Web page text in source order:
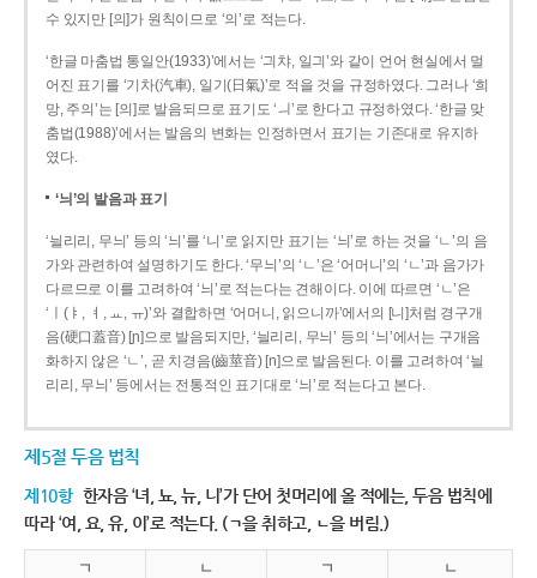
수 있지만 [의]가 원칙이므로 ‘의’로 적는다.
‘한글 마춤법 통일안(1933)’에서는 ‘긔챠, 일긔’와 같이 언어 현실에서 멀
어진 표기를 ‘기차(汽車), 일기(日氣)’로 적을 것을 규정하였다. 그러나 ‘희
망, 주의’는 [의]로 발음되므로 표기도 ‘ㅢ’로 한다고 규정하였다. ‘한글 맞
춤법(1988)’에서는 발음의 변화는 인정하면서 표기는 기존대로 유지하
였다.
‘늬’의 발음과 표기
‘늴리리, 무늬’ 등의 ‘늬’를 ‘니’로 읽지만 표기는 ‘늬’로 하는 것을 ‘ㄴ’의 음
가와 관련하여 설명하기도 한다. ‘무늬’의 ‘ㄴ’은 ‘어머니’의 ‘ㄴ’과 음가가
다르므로 이를 고려하여 ‘늬’로 적는다는 견해이다. 이에 따르면 ‘ㄴ’은
‘ㅣ(ㅑ, ㅕ, ㅛ, ㅠ)’와 결합하면 ‘어머니, 읽으니까’에서의 [니]처럼 경구개
음(硬口蓋音) [ɲ]으로 발음되지만, ‘늴리리, 무늬’ 등의 ‘늬’에서는 구개음
화하지 않은 ‘ㄴ’, 곧 치경음(齒莖音) [n]으로 발음된다. 이를 고려하여 ‘늴
리리, 무늬’ 등에서는 전통적인 표기대로 ‘늬’로 적는다고 본다.
제5절 두음 법칙
제10항 한자음 ‘녀, 뇨, 뉴, 니’가 단어 첫머리에 올 적에는, 두음 법칙에
따라 ‘여, 요, 유, 이’로 적는다. (ㄱ을 취하고, ㄴ을 버림.)
ㄱ ㄴ ㄱ ㄴ